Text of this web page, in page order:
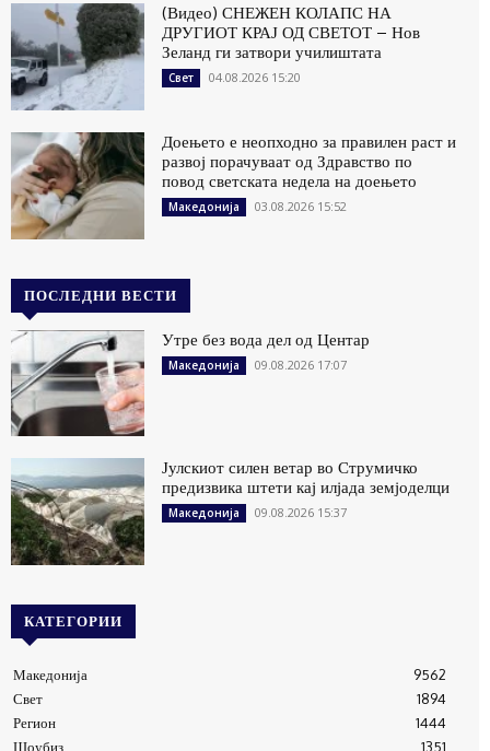
(Видео) СНЕЖЕН КОЛАПС НА
ДРУГИОТ КРАЈ ОД СВЕТОТ – Нов
Зеланд ги затвори училиштата
Свет 04.08.2026 15:20
Доењето е неопходно за правилен раст и
развој порачуваат од Здравство по
повод светската недела на доењето
Македонија 03.08.2026 15:52
ПОСЛЕДНИ ВЕСТИ
Утре без вода дел од Центар
Македонија 09.08.2026 17:07
Јулскиот силен ветар во Струмичко
предизвика штети кај илјада земјоделци
Македонија 09.08.2026 15:37
КАТЕГОРИИ
Македонија
9562
Свет
1894
Регион
1444
Шоубиз
1351